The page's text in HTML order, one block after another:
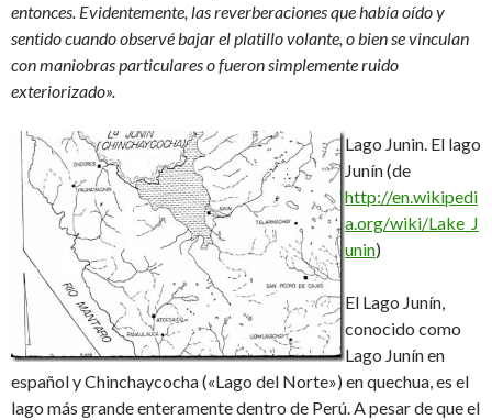
entonces. Evidentemente, las reverberaciones que había oído y
sentido cuando observé bajar el platillo volante, o bien se vinculan
con maniobras particulares o fueron simplemente ruido
exteriorizado».
Lago Junin. El lago
Junín (de
http://en.wikipedi
a.org/wiki/Lake_J
unin)
El Lago Junín,
conocido como
Lago Junín en
español y Chinchaycocha («Lago del Norte») en quechua, es el
lago más grande enteramente dentro de Perú. A pesar de que el